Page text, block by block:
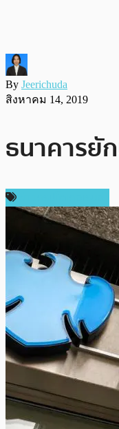
By Jeerichuda
สิงหาคม 14, 2019
ธนาคารยั